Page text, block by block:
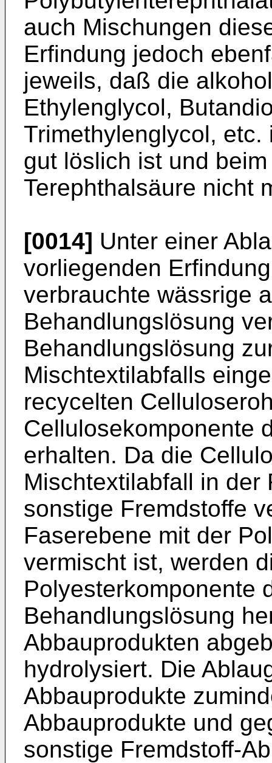
auch Mischungen
Erfindung jedoch
jeweils, daß die
Ethylenglycol,
Trimethylenglycol,
gut löslich ist und
Terephthalsäure nicht
[0014] Unter einer
vorliegenden
verbrauchte wässrige
Behandlungslösung
Behandlungslösung
Mischtextilabfalls
recycelten
Cellulosekomponente
erhalten. Da die
Mischtextilabfall in der
sonstige Fremdstoffe
Faserebene mit der
vermischt ist, werden
Polyesterkomponente
Behandlungslösung
Abbauprodukten
hydrolysiert. Die
Abbauprodukte
Abbauprodukte und
sonstige Fremdstoff-